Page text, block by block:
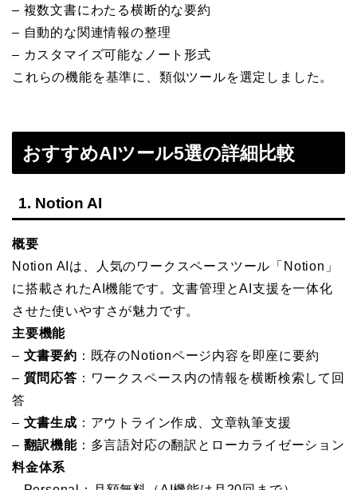
– 複数文書にわたる横断的な要約
– 自動的な関連情報の整理
– カスタマイズ可能なノート形式
これらの機能を基準に、類似ツールを選定しました。
おすすめAIツール5選の詳細比較
1. Notion AI
概要
Notion AIは、人気のワークスペースツール「Notion」
に搭載されたAI機能です。文書管理とAI支援を一体化
させた使いやすさが魅力です。
主要機能
– 文書要約 ：既存のNotionページ内容を即座に要約
– 質問応答 ：ワークスペース内の情報を横断検索して回
答
– 文書生成 ：アウトライン作成、文章執筆支援
– 翻訳機能：多言語対応の翻訳とローカライゼーション
料金体系